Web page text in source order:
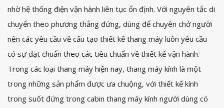
nhờ hệ thống điện vận hành liên tục ổn định. Với nguyên tắc di
chuyển theo phương thẳng đứng, dùng để chuyên chở người
nên các yêu cầu về cấu tạo thiết kế thang máy luôn yêu cầu
có sự đạt chuẩn theo các tiêu chuẩn về thiết kế vận hành.
Trong các loại thang máy hiện nay, thang máy kính là một
trong những sản phẩm được ưa chuộng, với thiết kế kính
trong suốt đứng trong cabin thang máy kính người dùng có